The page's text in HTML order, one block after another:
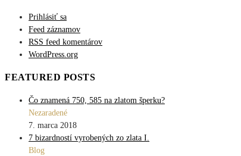
Prihlásiť sa
Feed záznamov
RSS feed komentárov
WordPress.org
FEATURED POSTS
Čo znamená 750, 585 na zlatom šperku?
Nezaradené
7. marca 2018
7 bizardností vyrobených zo zlata I.
Blog